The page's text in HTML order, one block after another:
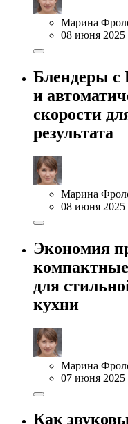
Марина
08 июня 2025
Блендеры с
и
скорости
результата
Марина
08 июня 2025
Экономия
для
кухни
Марина
07 июня 2025
Как